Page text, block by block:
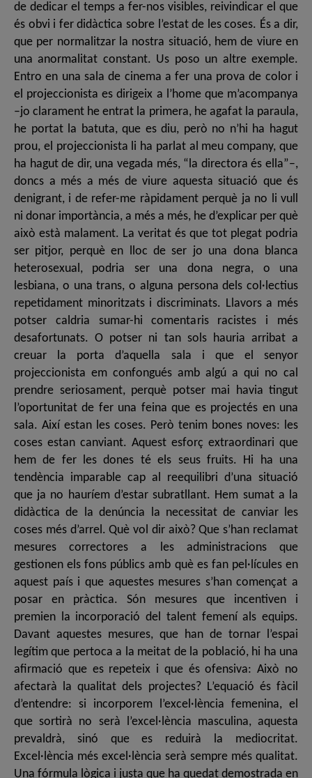
de dedicar el temps a fer-nos visibles, reivindicar el que
és obvi i fer didàctica sobre l’estat de les coses. És a dir,
que per normalitzar la nostra situació, hem de viure en
una anormalitat constant. Us poso un altre exemple.
Entro en una sala de cinema a fer una prova de color i
el projeccionista es dirigeix a l’home que m’acompanya
–jo clarament he entrat la primera, he agafat la paraula,
he portat la batuta, que es diu, però no n’hi ha hagut
prou, el projeccionista li ha parlat al meu company, que
ha hagut de dir, una vegada més, “la directora és ella”–,
doncs a més a més de viure aquesta situació que és
denigrant, i de refer-me ràpidament perquè ja no li vull
ni donar importància, a més a més, he d’explicar per què
això està malament. La veritat és que tot plegat podria
ser pitjor, perquè en lloc de ser jo una dona blanca
heterosexual, podria ser una dona negra, o una
lesbiana, o una trans, o alguna persona dels col·lectius
repetidament minoritzats i discriminats. Llavors a més
potser caldria sumar-hi comentaris racistes i més
desafortunats. O potser ni tan sols hauria arribat a
creuar la porta d’aquella sala i que el senyor
projeccionista em confongués amb algú a qui no cal
prendre seriosament, perquè potser mai havia tingut
l’oportunitat de fer una feina que es projectés en una
sala. Així estan les coses. Però tenim bones noves: les
coses estan canviant. Aquest esforç extraordinari que
hem de fer les dones té els seus fruits. Hi ha una
tendència imparable cap al reequilibri d’una situació
que ja no hauríem d’estar subratllant. Hem sumat a la
didàctica de la denúncia la necessitat de canviar les
coses més d’arrel. Què vol dir això? Que s’han reclamat
mesures correctores a les administracions que
gestionen els fons públics amb què es fan pel·lícules en
aquest país i que aquestes mesures s’han començat a
posar en pràctica. Són mesures que incentiven i
premien la incorporació del talent femení als equips.
Davant aquestes mesures, que han de tornar l’espai
legítim que pertoca a la meitat de la població, hi ha una
afirmació que es repeteix i que és ofensiva: Això no
afectarà la qualitat dels projectes? L’equació és fàcil
d’entendre: si incorporem l’excel·lència femenina, el
que sortirà no serà l’excel·lència masculina, aquesta
prevaldrà, sinó que es reduirà la mediocritat.
Excel·lència més excel·lència serà sempre més qualitat.
Una fórmula lògica i justa que ha quedat demostrada en